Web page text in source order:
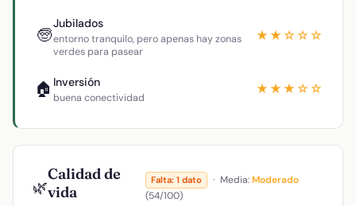
🧓
Jubilados
entorno tranquilo, pero apenas hay zonas
verdes para pasear
★★☆☆☆
🏠 Inversión
buena conectividad
★★★☆☆
🌿
Calidad de
vida
Falta: 1 dato · Media:Moderado
(54/100)